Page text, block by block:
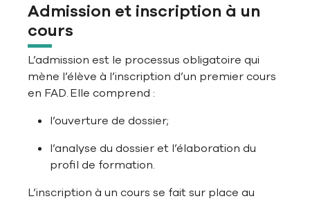
Admission et inscription à un
cours
L’admission est le processus obligatoire qui
mène l’élève à l’inscription d’un premier cours
en FAD. Elle comprend :
l’ouverture de dossier;
l’analyse du dossier et l’élaboration du
profil de formation.
L’inscription à un cours se fait sur place au